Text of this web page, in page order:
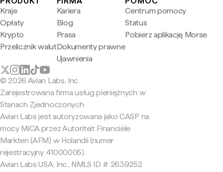
Kraje
Opłaty
Krypto
Przelicznik walut
Kariera
Blog
Prasa
Dokumenty prawne
Ujawnienia
Centrum pomocy
Status
Pobierz aplikację Morse
© 2026 Avian Labs, Inc
Zarejestrowana firma usług pieniężnych w
Stanach Zjednoczonych
Avian Labs jest autoryzowana jako CASP na
mocy MiCA przez Autoriteit Financiële
Markten (AFM) w Holandii (numer
rejestracyjny 41000005).
Avian Labs USA, Inc., NMLS ID # 2639252